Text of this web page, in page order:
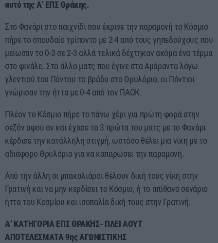
αυτό της Α’ ΕΠΣ Θράκης.
Στο Φανάρι στο παιχνίδι που έκρινε την παραμονή το Κόσμιο
πήρε το σπουδαίο τρίποντο με 2-4 από τους γηπεδούχους που
μείωσαν το 0-3 σε 2-3 αλλά τελικά δέχτηκαν ακόμα ένα τέρμα
στο φινάλε. Στο άλλο ματς που έγινε στα Αμάραντα λόγω
γλεντιού του Πόντου το βράδυ στο Θρυλόριο, οι Πόντιοι
γνώρισαν την ήττα με 0-4 από τον ΠΑΟΚ.
Πλέον το Κόσμιο πήρε το πάνω χέρι για πρώτη φορά στην
σεζόν αφού αν και έχασε τα 3 πρώτα του ματς με το Φανάρι
κέρδισε την κατάλληλη στιγμή, ωστόσο θέλει μια νίκη με το
αδιάφορο Θρυλόριο για να καπαρώσει την παραμονή.
Από την άλλη οι μπακαλιάροι θέλουν δική τους νίκη στην
Γρατινή και να μην κερδίσει το Κόσμιο, ή το απίθανο σενάριο
ήττα του Κοσμίου και ισοπαλία δική τους στην Γρατινή.
Α’ ΚΑΤΗΓΟΡΙΑ ΕΠΣ ΘΡΑΚΗΣ- ΠΛΕΙ ΑΟΥΤ
ΑΠΟΤΕΛΕΣΜΑΤΑ 9ης ΑΓΩΝΙΣΤΙΚΗΣ